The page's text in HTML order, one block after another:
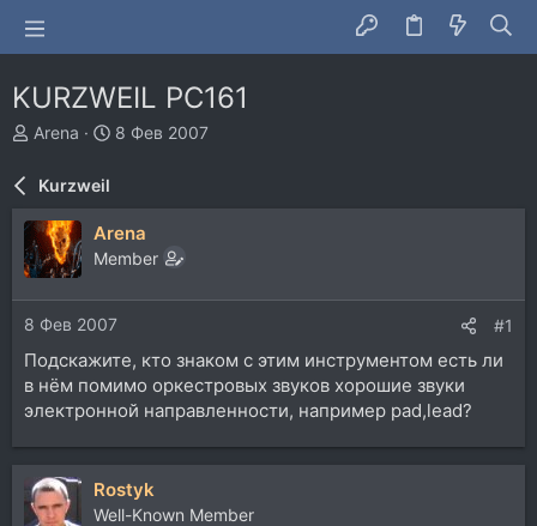
KURZWEIL PC161
А
т
р
т
е
Arena
Д
а
ч
л
8 Фев 2007
Kurzweil
Arena
Member
8 Фев 2007 #1
Подскажите, кто знаком с этим инструментом есть ли
в нём помимо оркестровых звуков хорошие звуки
электронной направленности, например pad,lead?
Rostyk
Well-Known Member